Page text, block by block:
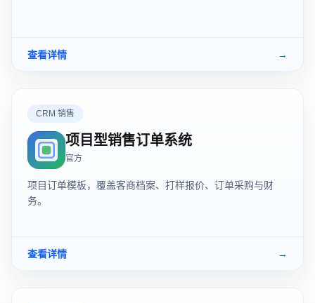
查看详情 →
CRM 销售
项目型销售订单系统
官方
项目订单模板，覆盖客商档案、打样报价、订单采购与财
务。
查看详情 →